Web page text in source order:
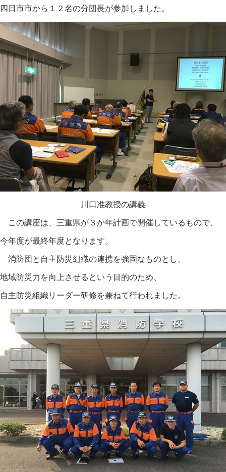
四日市市から１２名の分団長が参加しました。
川口准教授の講義
この講座は、三重県が３か年計画で開催しているもので、
今年度が最終年度となります。
消防団と自主防災組織の連携を強固なものとし、
地域防災力を向上させるという目的のため、
自主防災組織リーダー研修を兼ねて行われました。